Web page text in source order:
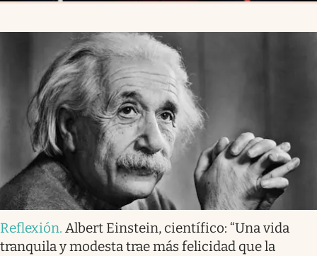
Reflexión. Albert Einstein, científico: “Una vida
tranquila y modesta trae más felicidad que la